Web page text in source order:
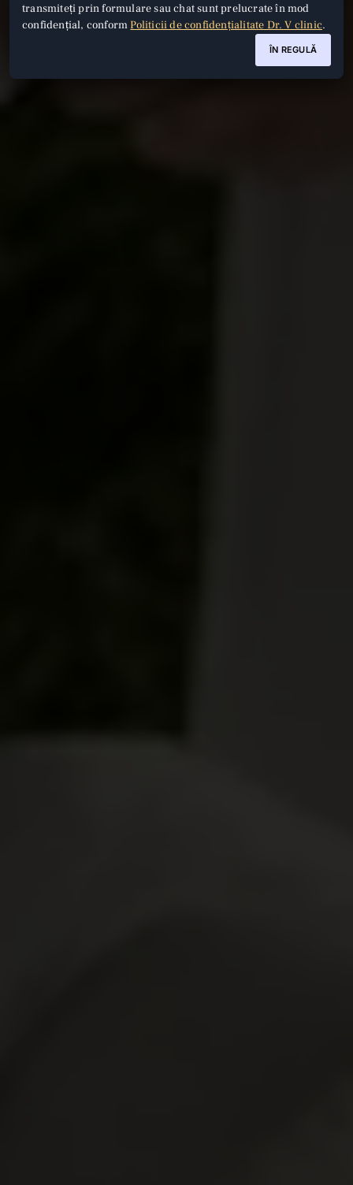
transmiteți prin formulare sau chat sunt prelucrate în mod
confidențial, conformPoliticii de confidențialitate Dr. V clinic.
ÎN REGULĂ